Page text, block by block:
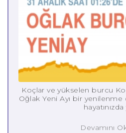
Koçlar ve yükselen burcu
Oğlak Yeni Ayı bir
hayatınızda
Devamını